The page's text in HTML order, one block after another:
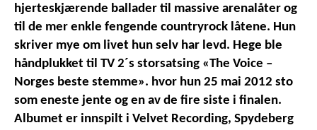
hjerteskjærende ballader til massive arenalåter og
til de mer enkle fengende countryrock låtene. Hun
skriver mye om livet hun selv har levd. Hege ble
håndplukket til TV 2´s storsatsing «The Voice –
Norges beste stemme». hvor hun 25 mai 2012 sto
som eneste jente og en av de fire siste i finalen.
Albumet er innspilt i Velvet Recording, Spydeberg